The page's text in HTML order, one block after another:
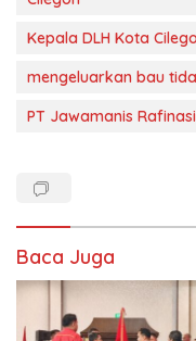
Kepala DLH Kota
mengeluarkan bau
PT Jawamanis Rafinasi
Baca Juga